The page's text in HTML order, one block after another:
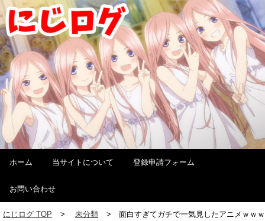
ホーム 当サイトについて 登録申請フォーム
お問い合わせ
にじログ TOP 未分類
面白すぎてガチで一気見したアニメｗｗｗ